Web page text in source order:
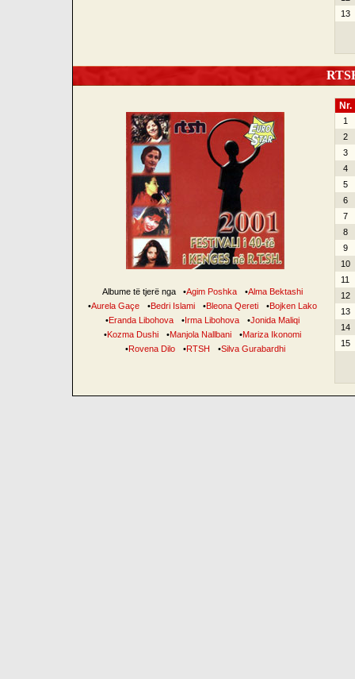
13
Albume të tjerë nga •Agim Poshka •Alma Bektashi
•Aurela Gaçe •Bedri Islami •Bleona Qereti •Bojken Lako
•Eranda Libohova •Irma Libohova •Jonida Maliqi
•Kozma Dushi •Manjola Nallbani •Mariza Ikonomi
•Rovena Dilo •RTSH •Silva Gurabardhi
Nr.
1
2
3
4
5
6
7
8
9
10
11
12
13
14
15